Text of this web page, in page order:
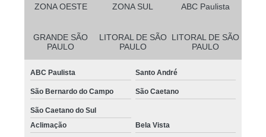
ZONA OESTE ZONA SUL ABC Paulista
GRANDE SÃO
PAULO
LITORAL DE SÃO
PAULO
LITORAL DE SÃO
PAULO
ABC Paulista Santo André
São Bernardo do Campo São Caetano
São Caetano do Sul
Aclimação
Bela Vista